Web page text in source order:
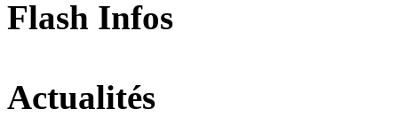
Flash Infos
Actualités